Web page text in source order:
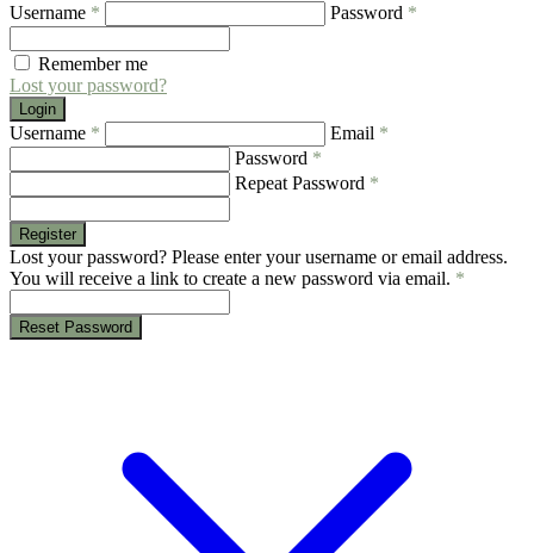
Username * Password *
Remember me
Lost your password?
Login
Username * Email *
Password *
Repeat Password *
Register
Lost your password? Please enter your username or email address.
You will receive a link to create a new password via email. *
Reset Password